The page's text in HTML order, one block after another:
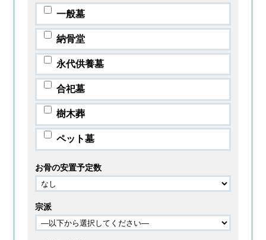
一般墓
納骨堂
永代供養墓
合祀墓
樹木葬
ペット墓
お骨の安置予定数
宗派